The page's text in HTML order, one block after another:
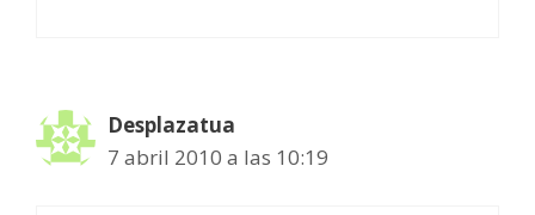
Desplazatua
7 abril 2010 a las 10:19